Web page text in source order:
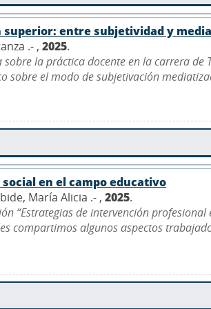
superior: entre subjetividad y
.- , 2025.
la práctica docente en la carrera de
sobre el modo de subjetivación
en el campo educativo
María Alicia .- , 2025.
“Estrategias de intervención
compartimos algunos aspectos